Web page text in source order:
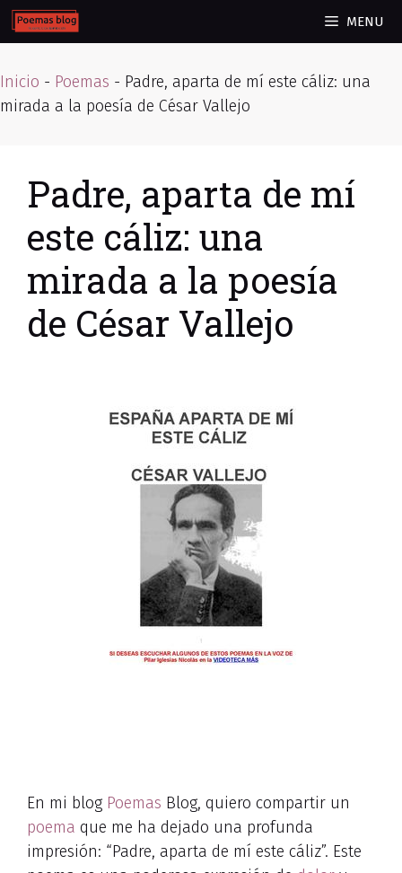
Skip
to
MENU
Inicio - Poemas - Padre, aparta de mí este cáliz: una
mirada a la poesía de César Vallejo
Padre, aparta de mí
este cáliz: una
mirada a la poesía
de César Vallejo
En mi blog Poemas Blog, quiero compartir un
poema que me ha dejado una profunda
impresión: “Padre, aparta de mí este cáliz”. Este